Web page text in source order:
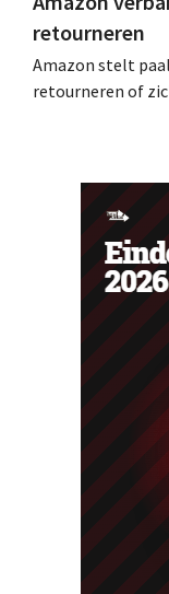
retourneren
Amazon stelt
retourneren of
loopt het...